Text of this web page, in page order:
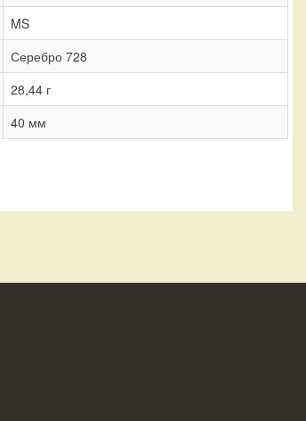
MS
Серебро 728
28,44 г
40 мм